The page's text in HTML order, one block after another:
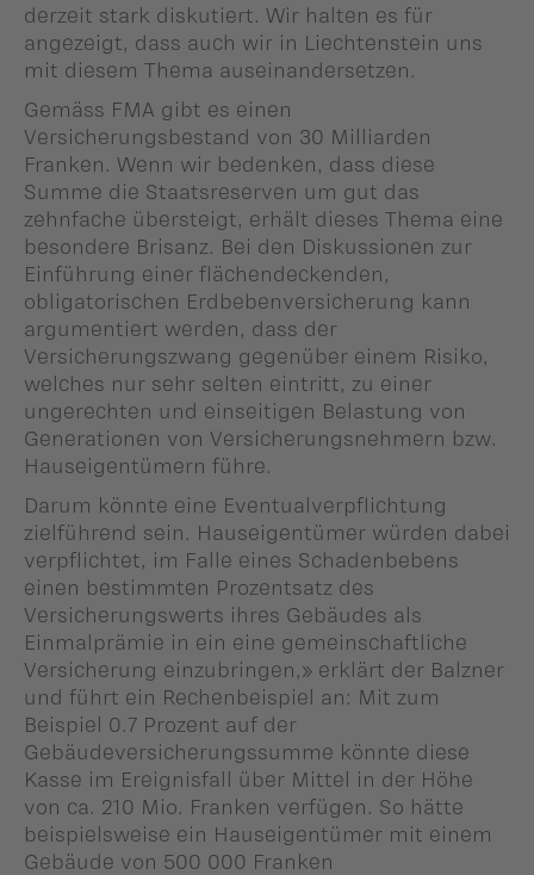
derzeit stark diskutiert. Wir halten es für
angezeigt, dass auch wir in Liechtenstein uns
mit diesem Thema auseinandersetzen.
Gemäss FMA gibt es einen
Versicherungsbestand von 30 Milliarden
Franken. Wenn wir bedenken, dass diese
Summe die Staatsreserven um gut das
zehnfache übersteigt, erhält dieses Thema eine
besondere Brisanz. Bei den Diskussionen zur
Einführung einer flächendeckenden,
obligatorischen Erdbebenversicherung kann
argumentiert werden, dass der
Versicherungszwang gegenüber einem Risiko,
welches nur sehr selten eintritt, zu einer
ungerechten und einseitigen Belastung von
Generationen von Versicherungsnehmern bzw.
Hauseigentümern führe.
Darum könnte eine Eventualverpflichtung
zielführend sein. Hauseigentümer würden dabei
verpflichtet, im Falle eines Schadenbebens
einen bestimmten Prozentsatz des
Versicherungswerts ihres Gebäudes als
Einmalprämie in ein eine gemeinschaftliche
Versicherung einzubringen,» erklärt der Balzner
und führt ein Rechenbeispiel an: Mit zum
Beispiel 0.7 Prozent auf der
Gebäudeversicherungssumme könnte diese
Kasse im Ereignisfall über Mittel in der Höhe
von ca. 210 Mio. Franken verfügen. So hätte
beispielsweise ein Hauseigentümer mit einem
Gebäude von 500 000 Franken